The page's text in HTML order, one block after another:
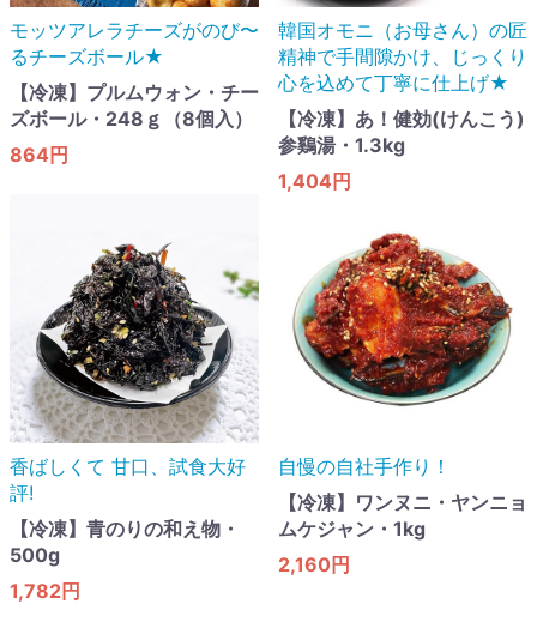
モッツアレラチーズがのび〜
るチーズボール★
【冷凍】プルムウォン・チー
ズボール・248ｇ（8個入）
864円
韓国オモニ（お母さん）の匠
精神で手間隙かけ、じっくり
心を込めて丁寧に仕上げ★
【冷凍】あ！健効(けんこう)
参鷄湯・1.3kg
1,404円
香ばしくて 甘口​、試食大好
評!
【冷凍】青のりの和え物・
500g
1,782円
自慢の自社手作り！
【冷凍】ワンヌニ・ヤンニョ
ムケジャン・1kg
2,160円